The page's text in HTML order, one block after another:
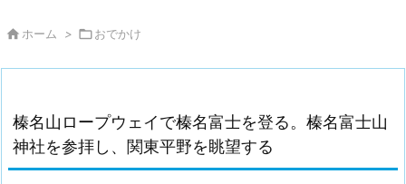
 ホーム > おでかけ
榛名山ロープウェイで榛名富士を登る。榛名富士山
神社を参拝し、関東平野を眺望する